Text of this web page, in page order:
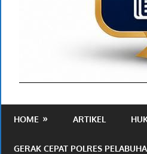
Publik
HOME ARTIKEL
GERAK CEPAT POLRES